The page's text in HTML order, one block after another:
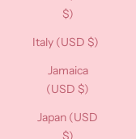
$)
Italy (USD $)
Jamaica
(USD $)
Japan (USD
$)